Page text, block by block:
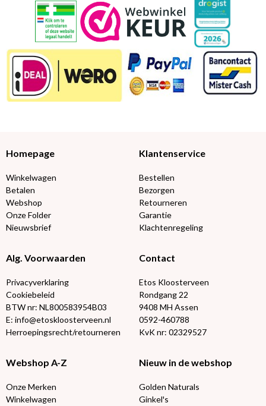
Homepage
Winkelwagen
Betalen
Webshop
Onze Folder
Nieuwsbrief
Klantenservice
Bestellen
Bezorgen
Retourneren
Garantie
Klachtenregeling
Alg. Voorwaarden
Privacyverklaring
Cookiebeleid
BTW nr: NL800583954B03
E: info@etoskloosterveen.nl
Herroepingsrecht/retourneren
Contact
Etos Kloosterveen
Rondgang 22
9408 MH Assen
0592-460788
KvK nr: 02329527
Webshop A-Z
Onze Merken
Winkelwagen
Nieuw in de webshop
Golden Naturals
Ginkel's